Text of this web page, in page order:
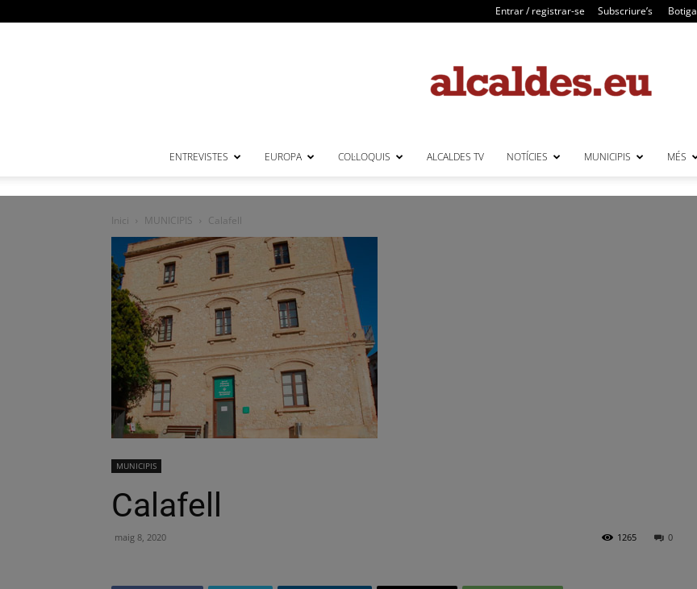
Entrar / registrar-se Subscriure’s Botiga
ENTREVISTES EUROPA COL·LOQUIS ALCALDES TV NOTÍCIES MUNICIPIS MÉS
Inici MUNICIPIS Calafell
MUNICIPIS
Calafell
maig 8, 2020 0
1265